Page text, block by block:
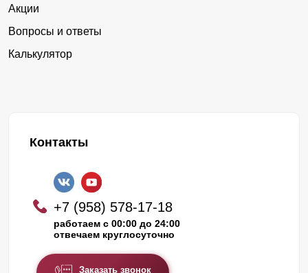
Акции
Вопросы и ответы
Калькулятор
Контакты
+7 (958) 578-17-18
работаем с 00:00 до 24:00
отвечаем круглосуточно
Заказать звонок